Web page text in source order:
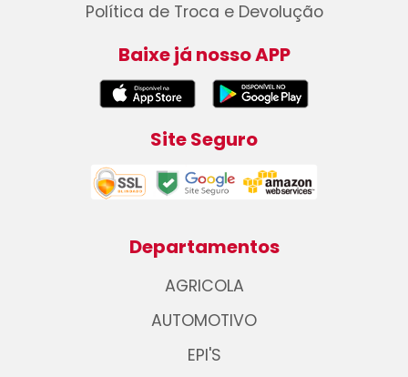
Política de Troca e Devolução
Baixe já nosso APP
Site Seguro
Departamentos
AGRICOLA
AUTOMOTIVO
EPI'S